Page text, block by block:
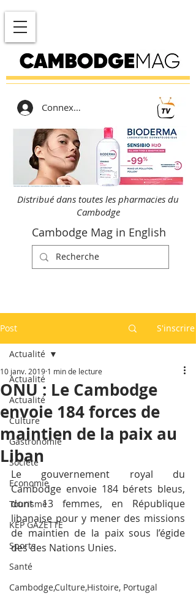
Connexion
Distribué dans toutes les pharmacies du
Cambodge
Cambodge Mag in English
Post S'inscrire
Actualité
Actualité
Culture
Gastronomie
Société
Economie
Tourisme
KEP GAZETTE
Sports
Santé
Cambodge,Culture,Histoire, Portugal
Actualité
ONU : Le Cambodge
envoie 184 forces de
maintien de la paix au
Liban
10 janv. 2019 1 min de lecture
Le gouvernement royal du
Cambodge envoie 184 bérets bleus,
dont 13 femmes, en République
libanaise pour y mener des missions
de maintien de la paix sous l’égide
des des Nations Unies.